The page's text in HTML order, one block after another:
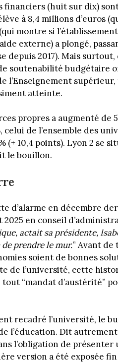
(huit sur dix)
à 8,4 millions d’euros
montre si
externe) a plongé,
depuis 2017). Mais
soutenabilité budgétaire
l’Enseignement
atteinte.
propres a augmenté de
celui de l’ensemble des
(+ 10,4 points). Lyon 2 se
le bouillon.
d’alarme en décembre
en conseil
actait sa présidente,
prendre le mur.” Avant
soient de bonnes
de l’université, cette
“mandat d’austérité”
recadré l’université, le
l’éducation. Dit
l’obligation de
version a été exposée